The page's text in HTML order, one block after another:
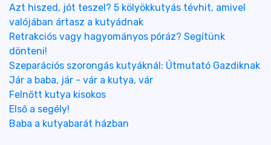
Azt hiszed, jót teszel? 5 kölyökkutyás tévhit, amivel
valójában ártasz a kutyádnak
Retrakciós vagy hagyományos póráz? Segítünk
dönteni!
Szeparációs szorongás kutyáknál: Útmutató Gazdiknak
Jár a baba, jár - vár a kutya, vár
Felnőtt kutya kisokos
Első a segély!
Baba a kutyabarát házban